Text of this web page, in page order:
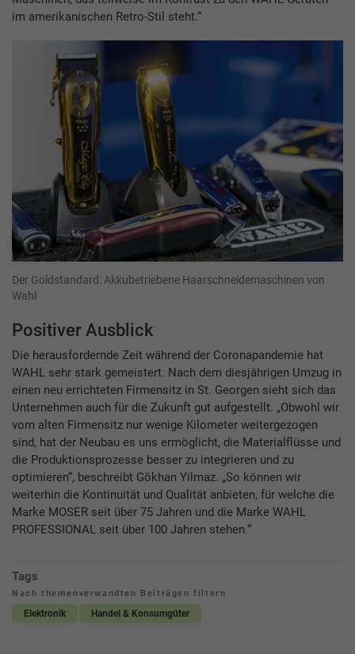
im amerikanischen Retro-Stil steht.“
Der Goldstandard: Akkubetriebene Haarschneidemaschinen von
Wahl
Positiver Ausblick
Die herausfordernde Zeit während der Coronapandemie hat
WAHL sehr stark gemeistert. Nach dem diesjährigen Umzug in
einen neu errichteten Firmensitz in St. Georgen sieht sich das
Unternehmen auch für die Zukunft gut aufgestellt. „Obwohl wir
vom alten Firmensitz nur wenige Kilometer weitergezogen
sind, hat der Neubau es uns ermöglicht, die Materialflüsse und
die Produktionsprozesse besser zu integrieren und zu
optimieren“, beschreibt Gökhan Yilmaz. „So können wir
weiterhin die Kontinuität und Qualität anbieten, für welche die
Marke MOSER seit über 75 Jahren und die Marke WAHL
PROFESSIONAL seit über 100 Jahren stehen.“
Tags
Nach themenverwandten Beiträgen filtern
Elektronik Handel & Konsumgüter